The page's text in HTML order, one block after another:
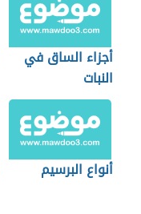
أجزاء الساق في
النبات
أنواع البرسيم